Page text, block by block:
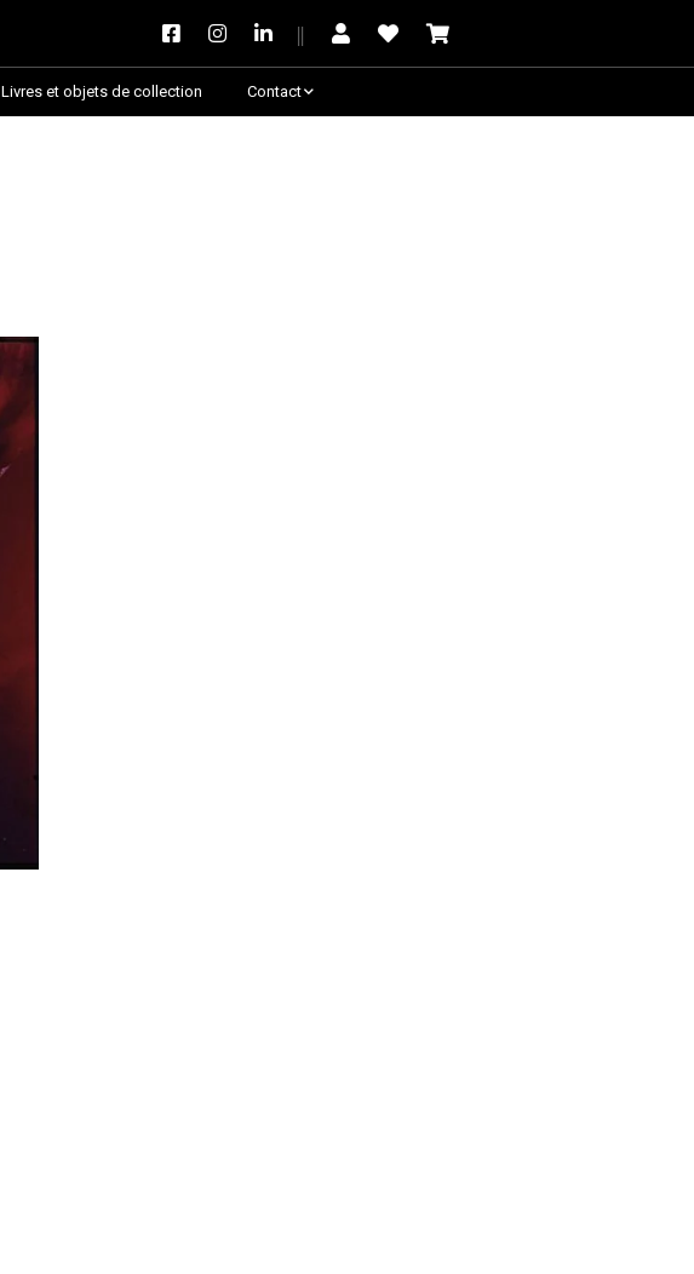
Livres et objets de collection Contact